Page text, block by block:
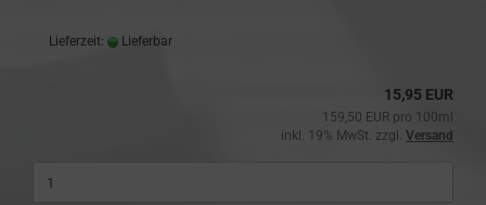
Lieferzeit: Lieferbar
15,95 EUR
159,50 EUR pro 100ml
inkl. 19% MwSt. zzgl. Versand